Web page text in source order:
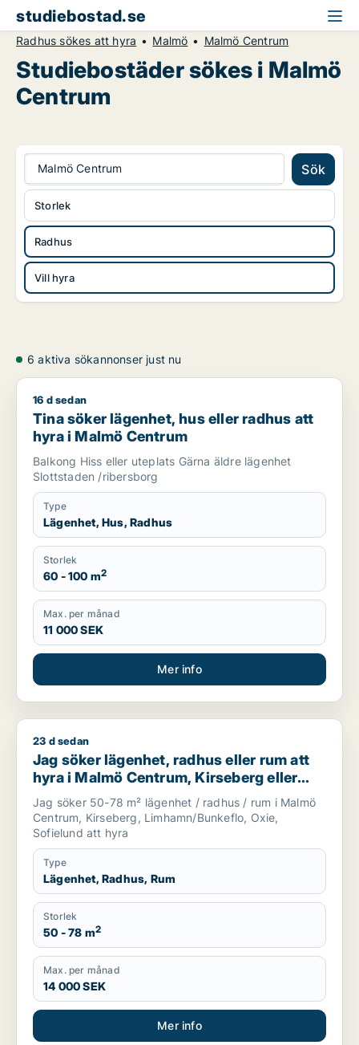
studiebostad.se
Radhus sökes att hyra Malmö Malmö Centrum
Studiebostäder sökes i Malmö
Centrum
Malmö Centrum Sök
Radhus
Vill hyra
Storlek
6 aktiva sökannonser just nu
Tina söker lägenhet, hus eller radhus att hyra i Malmö
16 d sedan
Tina söker lägenhet, hus eller radhus att
hyra i Malmö Centrum
Balkong Hiss eller uteplats Gärna äldre lägenhet
Slottstaden /ribersborg
Type
Lägenhet, Hus, Radhus
Storlek
60 - 100 m2
Max. per månad
11 000 SEK
Mer info
Jag söker lägenhet, radhus eller rum att hyra i Malmö
23 d sedan
Jag söker lägenhet, radhus eller rum att
hyra i Malmö Centrum, Kirseberg eller
Limhamn/Bunkeflo m.fl.
Jag söker 50-78 m² lägenhet / radhus / rum i Malmö
Centrum, Kirseberg, Limhamn/Bunkeflo, Oxie,
Sofielund att hyra
Type
Lägenhet, Radhus, Rum
Storlek
50 - 78 m2
Max. per månad
14 000 SEK
Mer info